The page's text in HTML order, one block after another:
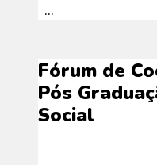
...
Fórum de
Pós
Social